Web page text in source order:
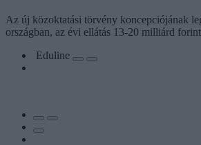
Az új közoktatási törvény koncepciójának
országban, az évi ellátás 13-20 milliárd
Eduline